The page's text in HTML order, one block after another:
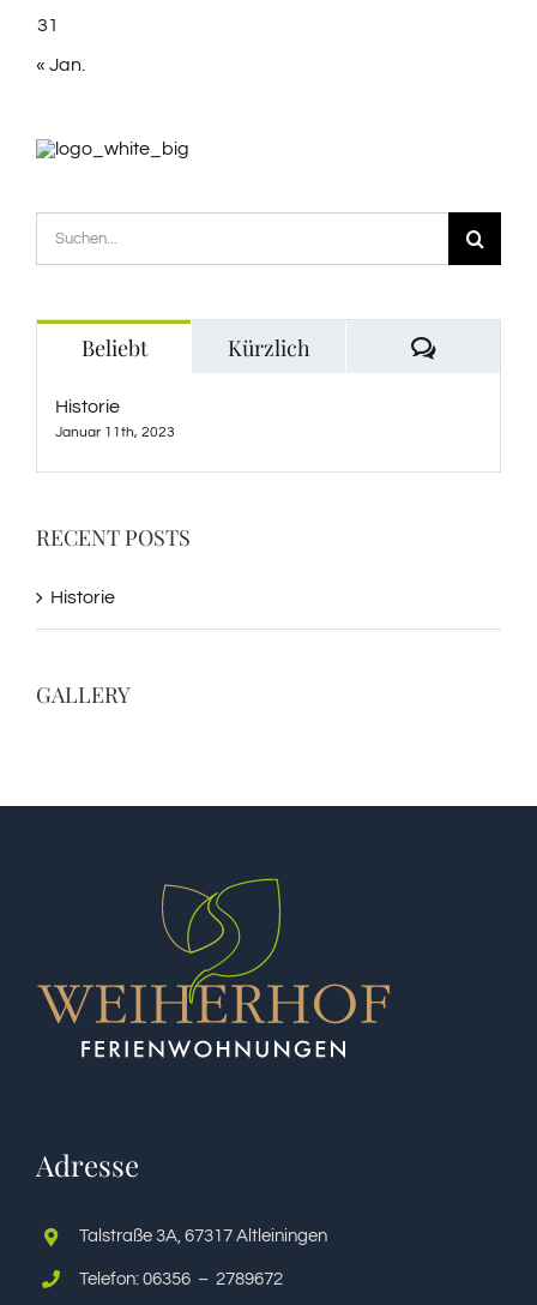
31
« Jan.
Suche
nach:
Beliebt Kürzlich
Historie
Januar 11th, 2023
RECENT POSTS
Historie
GALLERY
Adresse
Talstraße 3A, 67317 Altleiningen
Telefon: 06356 – 2789672